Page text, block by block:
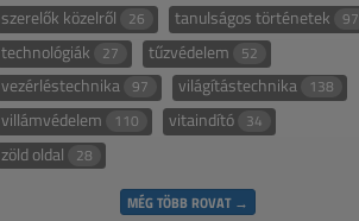
szerelők közelről 26 tanulságos történetek 97
technológiák 27 tűzvédelem 52
vezérléstechnika 97 világítástechnika 138
villámvédelem 110 vitaindító 34
zöld oldal 28
MÉG TÖBB ROVAT →